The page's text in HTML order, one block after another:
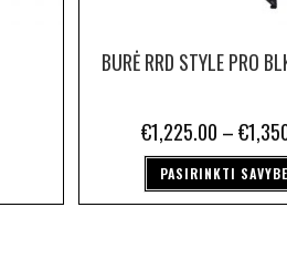
BURĖ RRD STYLE PRO
€1,225.00 –€
PASIRINKTI